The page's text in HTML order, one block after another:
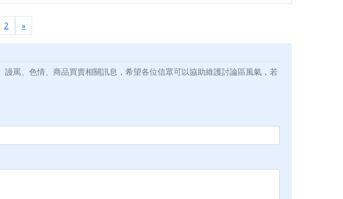
2 »
罵、色情、商品買賣相關訊息，希望各位信眾可以協助維護討論區風氣，若